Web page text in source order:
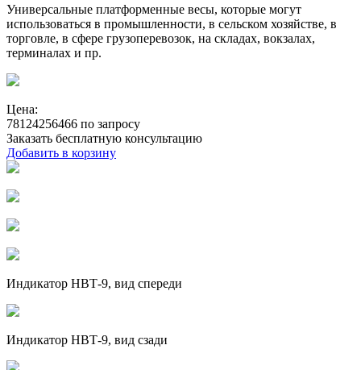
Универсальные платформенные весы, которые могут
использоваться в промышленности, в сельском хозяйстве, в
торговле, в сфере грузоперевозок, на складах, вокзалах,
терминалах и пр.
Цена:
78124256466 по запросу
Заказать бесплатную консультацию
Добавить в корзину
Индикатор НВТ-9, вид спереди
Индикатор НВТ-9, вид сзади